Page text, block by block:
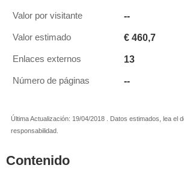
Valor por visitante --
Valor estimado € 460,7
Enlaces externos 13
Número de páginas --
Última Actualización: 19/04/2018 . Datos estimados, lea el
responsabilidad.
Contenido